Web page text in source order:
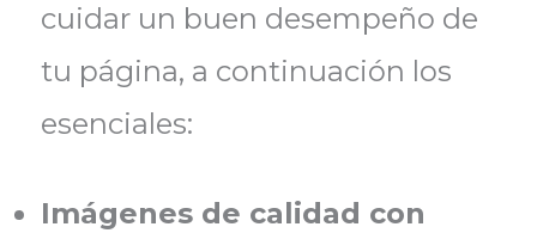
cuidar un buen desempeño de
tu página, a continuación los
esenciales:
Imágenes de calidad con